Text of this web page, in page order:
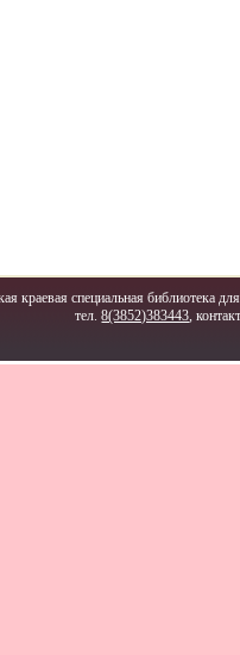
краевая специальная библиотека
тел.8(3852)383443,